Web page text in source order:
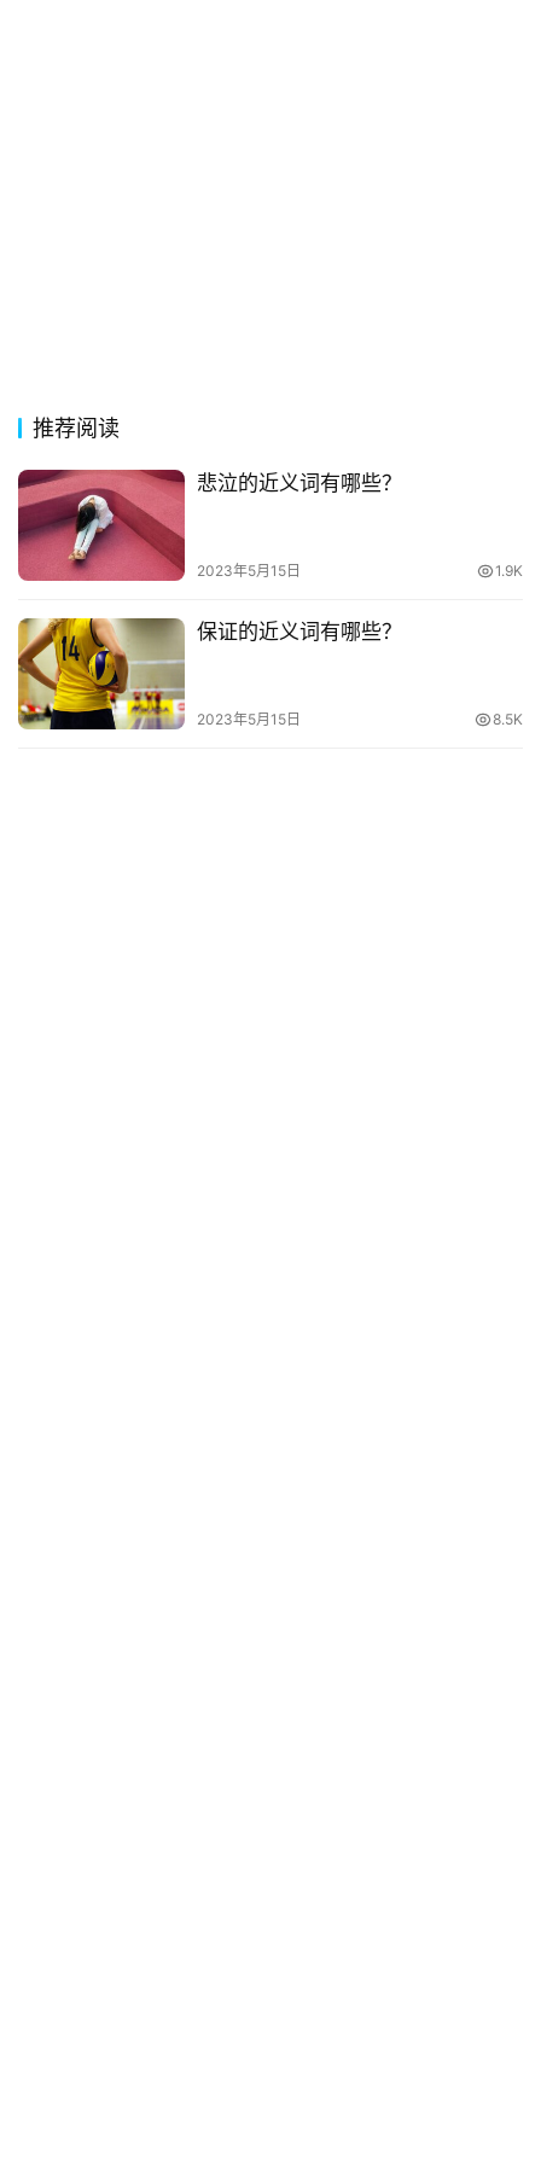
网
络
热
词
电
影
台
词
推荐阅读
悲泣的近义词有哪些？
2023年5月15日 1.9K
保证的近义词有哪些？
2023年5月15日 8.5K